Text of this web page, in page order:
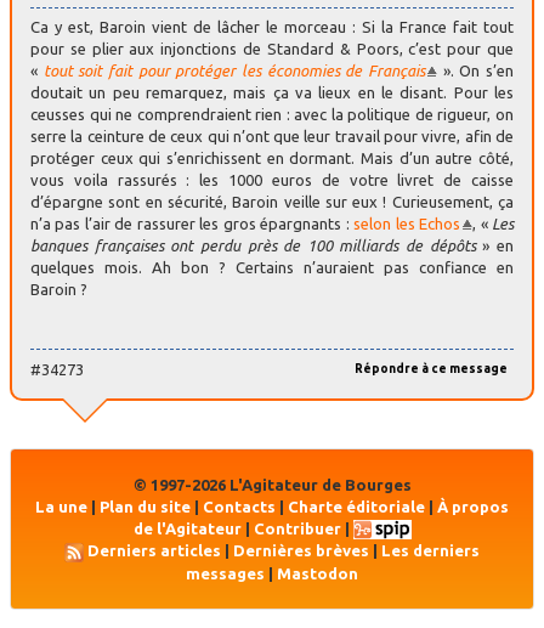
Ca y est, Baroin vient de lâcher le morceau : Si la France fait tout
pour se plier aux injonctions de Standard & Poors, c’est pour que
« tout soit fait pour protéger les économies de Français
». On s’en
doutait un peu remarquez, mais ça va lieux en le disant. Pour les
ceusses qui ne comprendraient rien : avec la politique de rigueur, on
serre la ceinture de ceux qui n’ont que leur travail pour vivre, afin de
protéger ceux qui s’enrichissent en dormant. Mais d’un autre côté,
vous voila rassurés : les 1000 euros de votre livret de caisse
d’épargne sont en sécurité, Baroin veille sur eux ! Curieusement, ça
n’a pas l’air de rassurer les gros épargnants :selon les Echos , « Les
banques françaises ont perdu près de 100 milliards de dépôts» en
quelques mois. Ah bon ? Certains n’auraient pas confiance en
Baroin ?
Répondre à ce message
#34273
© 1997-2026 L'Agitateur de Bourges
La une | Plan du site | Contacts | Charte éditoriale | À propos
de l'Agitateur| Contribuer|
Derniers articles
Dernières brèves
Les derniers
messages
Mastodon